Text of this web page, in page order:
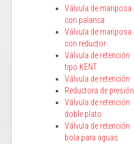
Válvula de mariposa
con palanca
Válvula de mariposa
con reductor
Válvula de retención
tipo KENT
Válvula de retención
Reductora de presión
Válvula de retención
doble plato
Válvula de retención
bola para aguas